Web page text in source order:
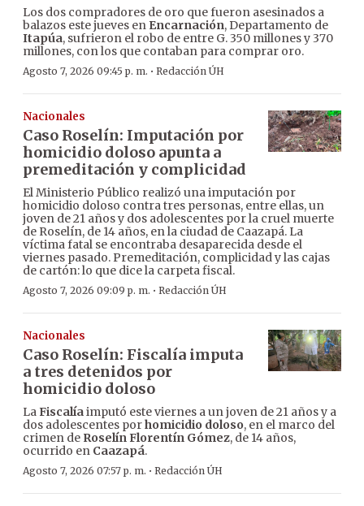
Los dos compradores de oro que fueron asesinados a
balazos este jueves en Encarnación, Departamento de
Itapúa, sufrieron el robo de entre G. 350 millones y 370
millones, con los que contaban para comprar oro.
Agosto 7, 2026 09:45 p. m. · Redacción ÚH
Nacionales
Caso Roselín: Imputación por
homicidio doloso apunta a
premeditación y complicidad
El Ministerio Público realizó una imputación por
homicidio doloso contra tres personas, entre ellas, un
joven de 21 años y dos adolescentes por la cruel muerte
de Roselín, de 14 años, en la ciudad de Caazapá. La
víctima fatal se encontraba desaparecida desde el
viernes pasado. Premeditación, complicidad y las cajas
de cartón: lo que dice la carpeta fiscal.
Agosto 7, 2026 09:09 p. m. · Redacción ÚH
Nacionales
Caso Roselín: Fiscalía imputa
a tres detenidos por
homicidio doloso
LaFiscalíaimputó este viernes a un joven de 21 años y a
dos adolescentes porhomicidio doloso, en el marco del
crimen de Roselín Florentín Gómez, de 14 años,
ocurrido en Caazapá.
Agosto 7, 2026 07:57 p. m. · Redacción ÚH